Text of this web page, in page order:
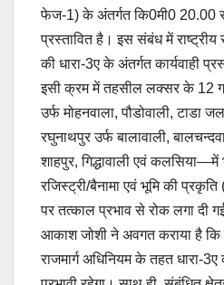
फेज-1) के अंतर्गत कि0मी0 20.00
प्रस्तावित है। इस संबंध में राष्ट्रीय
की धारा-3ए के अंतर्गत कार्यवाही
इसी क्रम में तहसील लक्सर के 12
उर्फ मोहनवाला, पौडोवाली, टाडा
रघुनाथपुर उर्फ बालावाली,
शाहपुर, गिद्धावाली एवं
रजिस्ट्री/बैनामा एवं भूमि की
पर तत्काल प्रभाव से रोक लगा दी
आकाश जोशी ने अवगत कराया है कि
राजमार्ग अधिनियम के तहत धारा-3ए